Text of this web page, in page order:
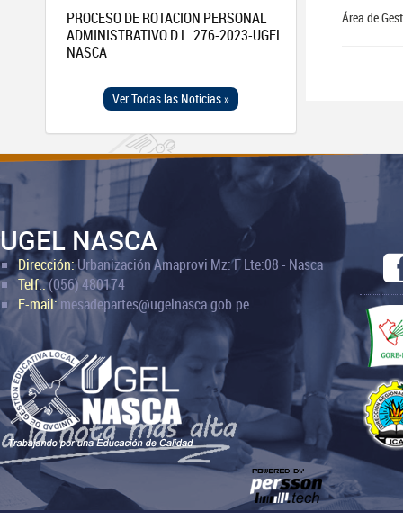
PROCESO DE ROTACION PERSONAL
ADMINISTRATIVO D.L. 276-2023-UGEL
NASCA
Ver Todas las Noticias »
Área de
UGEL NASCA
Dirección:Urbanización Amaprovi Mz: F Lte:08 - Nasca
Telf.:(056) 480174
E-mail:mesadepartes@ugelnasca.gob.pe